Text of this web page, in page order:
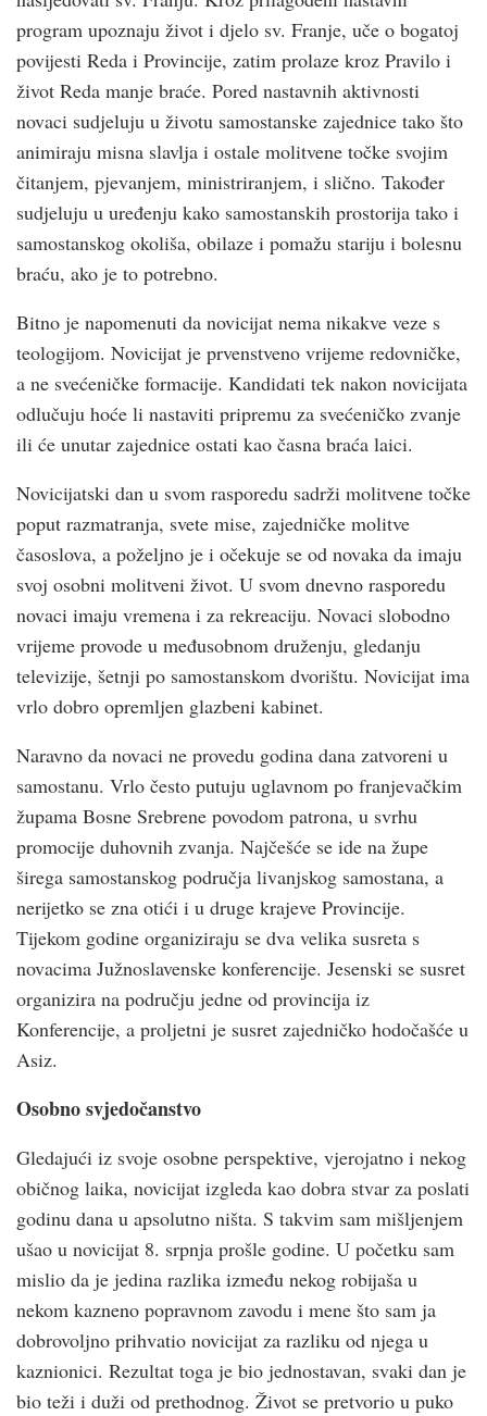
program upoznaju život i djelo sv. Franje, uče o bogatoj
povijesti Reda i Provincije, zatim prolaze kroz Pravilo i
život Reda manje braće. Pored nastavnih aktivnosti
novaci sudjeluju u životu samostanske zajednice tako što
animiraju misna slavlja i ostale molitvene točke svojim
čitanjem, pjevanjem, ministriranjem, i slično. Također
sudjeluju u uređenju kako samostanskih prostorija tako i
samostanskog okoliša, obilaze i pomažu stariju i bolesnu
braću, ako je to potrebno.
Bitno je napomenuti da novicijat nema nikakve veze s
teologijom. Novicijat je prvenstveno vrijeme redovničke,
a ne svećeničke formacije. Kandidati tek nakon novicijata
odlučuju hoće li nastaviti pripremu za svećeničko zvanje
ili će unutar zajednice ostati kao časna braća laici.
Novicijatski dan u svom rasporedu sadrži molitvene točke
poput razmatranja, svete mise, zajedničke molitve
časoslova, a poželjno je i očekuje se od novaka da imaju
svoj osobni molitveni život. U svom dnevno rasporedu
novaci imaju vremena i za rekreaciju. Novaci slobodno
vrijeme provode u međusobnom druženju, gledanju
televizije, šetnji po samostanskom dvorištu. Novicijat ima
vrlo dobro opremljen glazbeni kabinet.
Naravno da novaci ne provedu godina dana zatvoreni u
samostanu. Vrlo često putuju uglavnom po franjevačkim
župama Bosne Srebrene povodom patrona, u svrhu
promocije duhovnih zvanja. Najčešće se ide na župe
širega samostanskog područja livanjskog samostana, a
nerijetko se zna otići i u druge krajeve Provincije.
Tijekom godine organiziraju se dva velika susreta s
novacima Južnoslavenske konferencije. Jesenski se susret
organizira na području jedne od provincija iz
Konferencije, a proljetni je susret zajedničko hodočašće u
Asiz.
Osobno svjedočanstvo
Gledajući iz svoje osobne perspektive, vjerojatno i nekog
običnog laika, novicijat izgleda kao dobra stvar za poslati
godinu dana u apsolutno ništa. S takvim sam mišljenjem
ušao u novicijat 8. srpnja prošle godine. U početku sam
mislio da je jedina razlika između nekog robijaša u
nekom kazneno popravnom zavodu i mene što sam ja
dobrovoljno prihvatio novicijat za razliku od njega u
kaznionici. Rezultat toga je bio jednostavan, svaki dan je
bio teži i duži od prethodnog. Život se pretvorio u puko